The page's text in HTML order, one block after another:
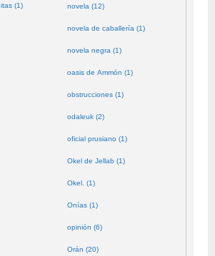
(1) novela (12)
novela de caballería (1)
novela negra (1)
oasis de Ammón (1)
obstrucciones (1)
odaleuk (2)
oficial prusiano (1)
Okel de Jellab (1)
Okel. (1)
Onías (1)
opinión (6)
Orán (20)